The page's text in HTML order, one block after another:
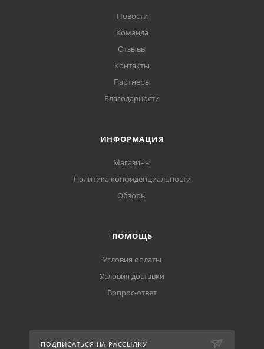
Новости
Команда
Отзывы
Контакты
Партнеры
Благодарности
ИНФОРМАЦИЯ
Магазины
Политика конфиденциальности
Обзоры
ПОМОЩЬ
Условия оплаты
Условия доставки
Вопрос-ответ
ПОДПИСАТЬСЯ НА РАССЫЛКУ